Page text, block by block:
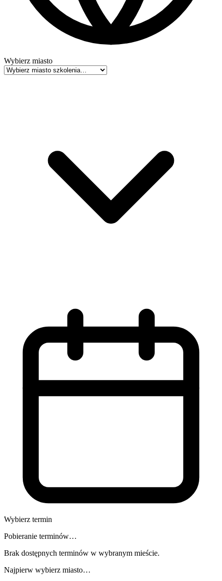
Wybierz miasto
Wybierz termin
Pobieranie terminów…
Brak dostępnych terminów w wybranym mieście.
Najpierw wybierz miasto…